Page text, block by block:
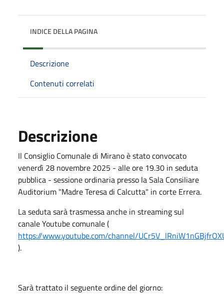
INDICE DELLA PAGINA
Descrizione
Contenuti correlati
Descrizione
Il Consiglio Comunale di Mirano è stato convocato
venerdì 28 novembre 2025 - alle ore 19.30 in seduta
pubblica - sessione ordinaria presso la Sala Consiliare
Auditorium "Madre Teresa di Calcutta" in corte Errera.
La seduta sarà trasmessa anche in streaming sul
canale Youtube comunale (
https://www.youtube.com/channel/
).
Sarà trattato il seguente ordine del giorno: